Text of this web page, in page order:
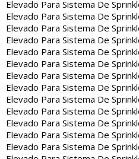
Elevado Para Sistema De
Elevado Para Sistema De
Elevado Para Sistema De
Elevado Para Sistema De
Elevado Para Sistema De
Elevado Para Sistema De
Elevado Para Sistema De
Elevado Para Sistema De
Elevado Para Sistema De
Elevado Para Sistema De
Elevado Para Sistema De
Elevado Para Sistema De
Elevado Para Sistema De